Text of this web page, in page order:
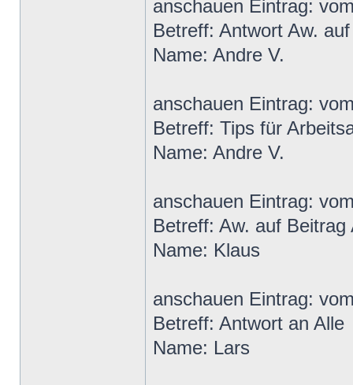
anschauen Eintrag:
Betreff: Antwort Aw.
Name: Andre V.
anschauen Eintrag:
Betreff: Tips für
Name: Andre V.
anschauen Eintrag:
Betreff: Aw. auf Beitrag
Name: Klaus
anschauen Eintrag:
Betreff: Antwort an Alle
Name: Lars